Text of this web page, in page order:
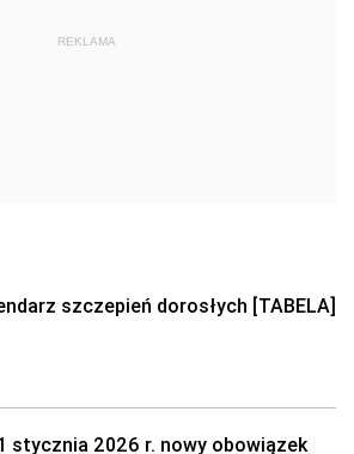
REKLAMA
szczepień dorosłych [TABELA]
stycznia 2026 r. nowy obowiązek